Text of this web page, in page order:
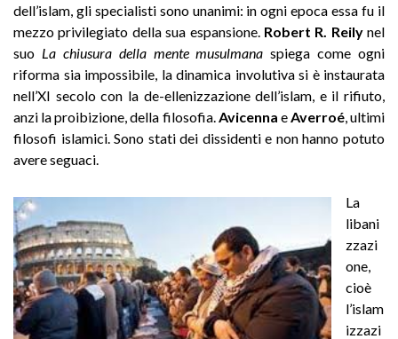
dell’islam, gli specialisti sono unanimi: in ogni epoca essa fu il
mezzo privilegiato della sua espansione. Robert R. Reilynel
suo La chiusura della mente musulmana spiega come ogni
riforma sia impossibile, la dinamica involutiva si è instaurata
nell’XI secolo con la de-ellenizzazione dell’islam, e il rifiuto,
anzi la proibizione, della filosofia. Avicenna e Averroé, ultimi
filosofi islamici. Sono stati dei dissidenti e non hanno potuto
avere seguaci.
La
libani
zzazi
one,
cioè
l’islam
izzazi